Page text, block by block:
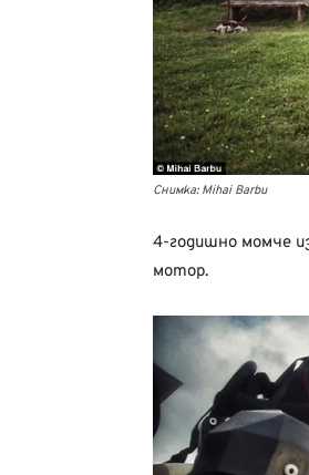
Снимка: Mihai Barbu
4-годишно момче
мотор.